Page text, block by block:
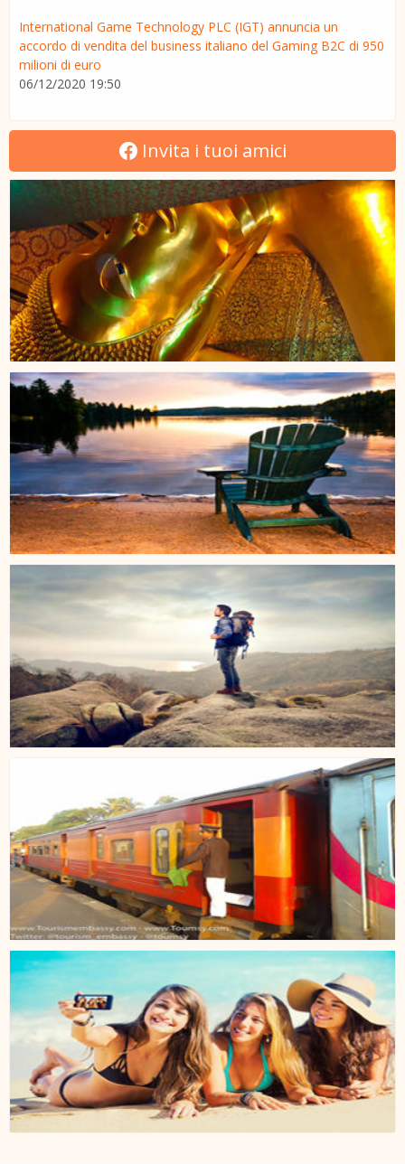
International Game Technology PLC (IGT) annuncia un
accordo di vendita del business italiano del Gaming B2C di 950
milioni di euro
06/12/2020 19:50
Invita i tuoi amici